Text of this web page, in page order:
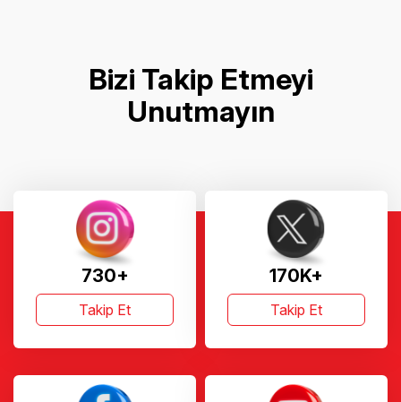
Bizi Takip Etmeyi
Unutmayın
730+
Takip Et
170K+
Takip Et